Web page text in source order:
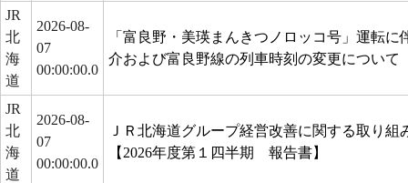
JR
北
海
道
2026-08-
07
00:00:00.0
「富良野・美瑛まんきつノロッコ号」運転
介および富良野線の列車時刻の変更について
JR
北
海
道
2026-08-
07
00:00:00.0
ＪＲ北海道グループ経営改善に関する取り組
【2026年度第１四半期 報告書】